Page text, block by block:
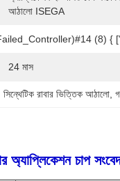
আঠালো ISEGA
(8) {
24 মাস
সিন্থেটিক রাবার ভিত্তিক আঠালো ,
অ্যাপ্লিকেশন চাপ